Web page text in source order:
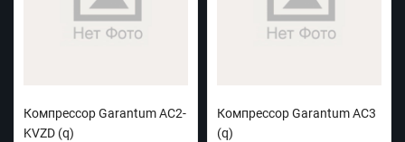
Компрессор Garantum AC2-
KVZD (q)
Компрессор Garantum AC3
(q)